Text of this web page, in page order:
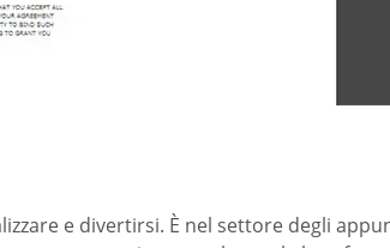
e divertirsi. È nel settore degli